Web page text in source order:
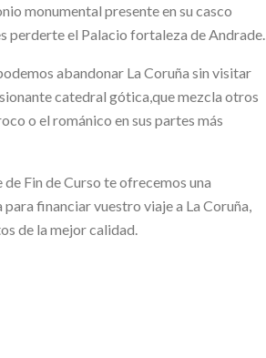
monumental presente en su casco
perderte el Palacio fortaleza de
abandonar La Coruña sin visitar
catedral gótica,que mezcla otros
o el románico en sus partes más
de Fin de Curso te ofrecemos una
financiar vuestro viaje a La Coruña,
de la mejor calidad.